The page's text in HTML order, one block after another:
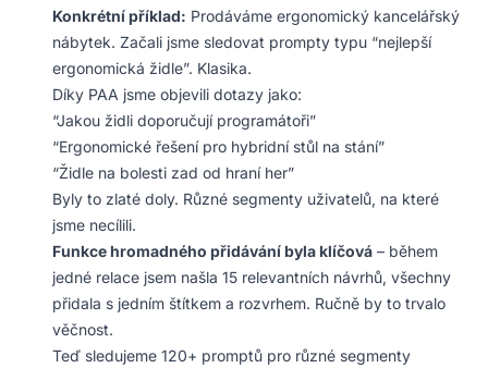
Konkrétní příklad: Prodáváme ergonomický kancelářský
nábytek. Začali jsme sledovat prompty typu “nejlepší
ergonomická židle”. Klasika.
Díky PAA jsme objevili dotazy jako:
“Jakou židli doporučují programátoři”
“Ergonomické řešení pro hybridní stůl na stání”
“Židle na bolesti zad od hraní her”
Byly to zlaté doly. Různé segmenty uživatelů, na které
jsme necílili.
Funkce hromadného přidávání byla klíčová – během
jedné relace jsem našla 15 relevantních návrhů, všechny
přidala s jedním štítkem a rozvrhem. Ručně by to trvalo
věčnost.
Teď sledujeme 120+ promptů pro různé segmenty